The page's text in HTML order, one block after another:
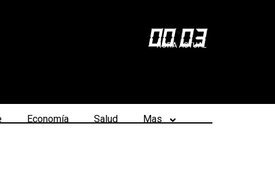
00:03
HORA ACTUAL
Economía Salud Mas